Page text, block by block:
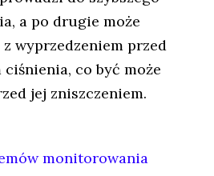
a po drugie może
wyprzedzeniem przed
ciśnienia, co być może
jej zniszczeniem.
monitorowania